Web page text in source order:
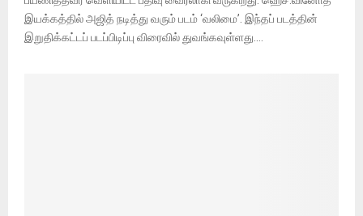
இயக்கத்தில் அஜித் நடித்து வரும் படம் ‘வலிமை’. இந்தப் படத்தின்
இறுதிக்கட்டப் படப்பிடிப்பு விரைவில் துவங்கவுள்ளது....